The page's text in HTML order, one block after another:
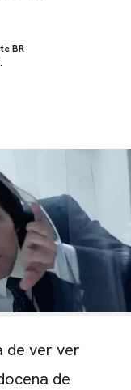
BR
de ver ver
de